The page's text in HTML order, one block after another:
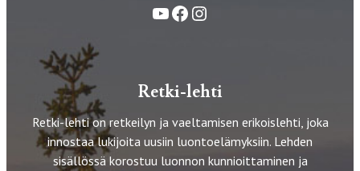
YouTube
FacebookInstagram
Retki-lehti
Retki-lehti on retkeilyn ja vaeltamisen erikoislehti, joka
innostaa lukijoita uusiin luontoelämyksiin. Lehden
sisällössä korostuu luonnon kunnioittaminen ja